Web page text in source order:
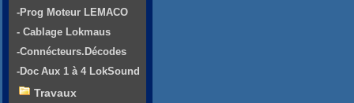
-Prog Moteur LEMACO
- Cablage Lokmaus
-Connécteurs.Décodes
-Doc Aux 1 à 4 LokSound
Travaux